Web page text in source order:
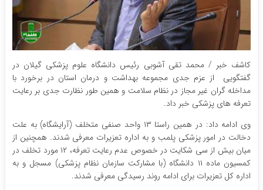
کاشف خبر / محمد تقی آشوبی رئیس دانشگاه علوم پزشکی گیلان در
گفتگویی از عزم جدی مجموعه بهداشت و درمان استان در برخورد با
مداخله گران غیر مجاز در نظام سلامت و همین طور نظارت جدی بر رعایت
تعرفه های پزشکی خبر داد.
وی ادامه داد: در همین راستا ۱۳ واحد صنفی متخلف (آرایشگاه) به علت
دخالت در امور پزشکی پلمب و به اداره تعزیرات معرفی شدند. همچنین از
میان بیش از سی شکایت در خصوص عدم رعایت تعرفه، ۱۲ مورد تخلف در
کمسیون ماده ۱۱ دانشگاه (با مشارکت سازمان نظام پزشکی) مسجل و به
اداره کل تعزیرات برای ادامه روند رسیدگی معرفی شدند.